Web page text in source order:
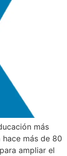
más
más de 80
ampliar el